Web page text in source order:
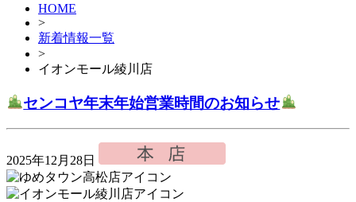
HOME
>
新着情報一覧
>
イオンモール綾川店
センコヤ年末年始営業時間のお知らせ
2025年12月28日